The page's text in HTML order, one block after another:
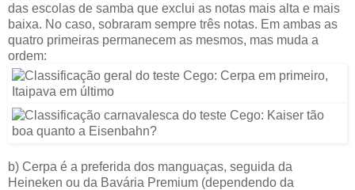
das escolas de samba que exclui as notas mais alta e mais
baixa. No caso, sobraram sempre três notas. Em ambas as
quatro primeiras permanecem as mesmos, mas muda a
ordem:
b) Cerpa é a preferida dos manguaças, seguida da
Heineken ou da Bavária Premium (dependendo da